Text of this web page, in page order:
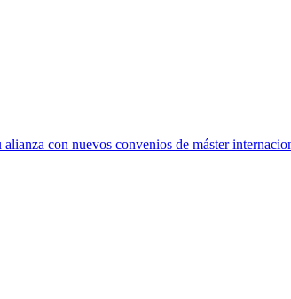
con nuevos convenios de máster